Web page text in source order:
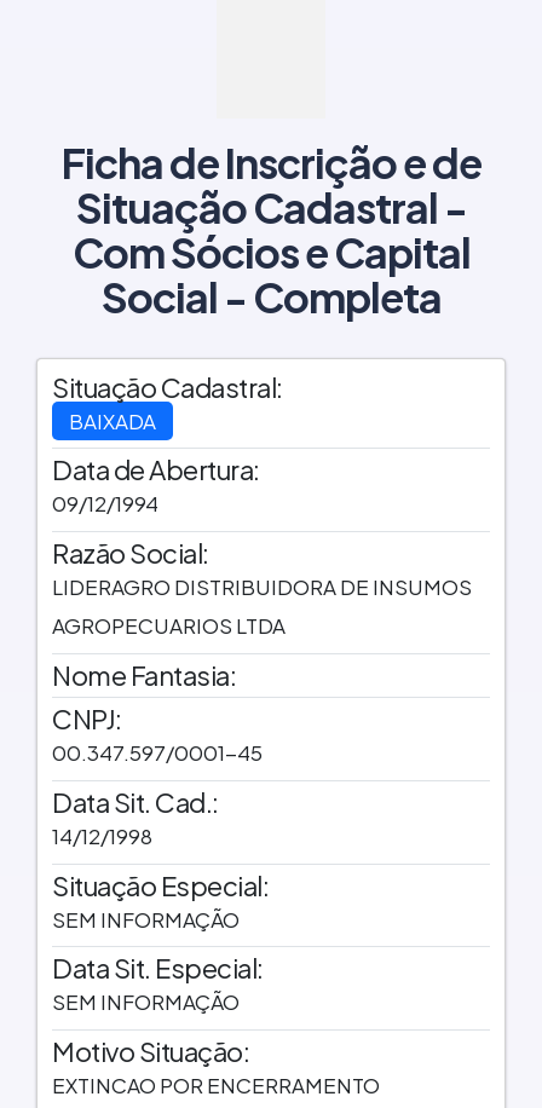
Ficha de Inscrição e de
Situação Cadastral -
Com Sócios e Capital
Social - Completa
Situação Cadastral:
BAIXADA
Data de Abertura:
09/12/1994
Razão Social:
LIDERAGRO DISTRIBUIDORA DE INSUMOS
AGROPECUARIOS LTDA
Nome Fantasia:
CNPJ:
00.347.597/0001-45
Data Sit. Cad.:
14/12/1998
Situação Especial:
SEM INFORMAÇÃO
Data Sit. Especial:
SEM INFORMAÇÃO
Motivo Situação:
EXTINCAO POR ENCERRAMENTO